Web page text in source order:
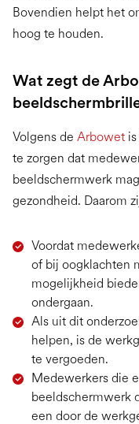
Bovendien helpt het
hoog te houden.
Wat zegt de
Volgens de Arbowet
te zorgen dat
beeldschermwerk
gezondheid. Daarom
Voordat
of bij oogklachten
mogelijkheid
ondergaan.
Als uit dit
helpen, is de
te vergoeden.
Medewerkers die
beeldschermwerk
een door de